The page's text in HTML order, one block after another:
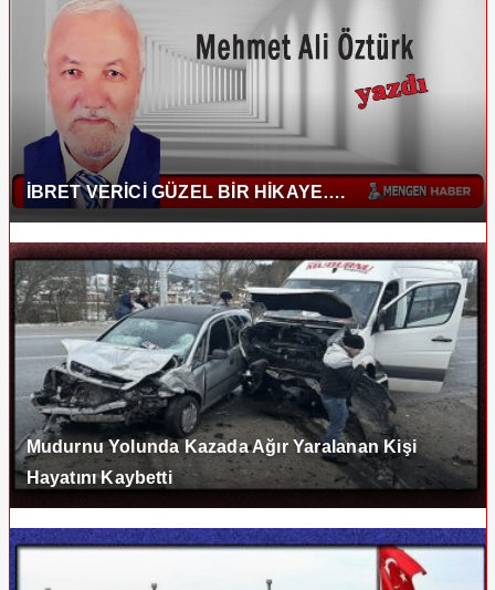
İBRET VERİCİ GÜZEL BİR HİKAYE….
Mudurnu Yolunda Kazada Ağır Yaralanan Kişi
Hayatını Kaybetti